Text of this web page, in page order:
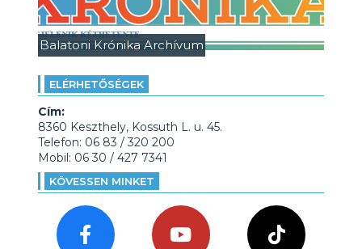
Balatoni Krónika Archívum
ELÉRHETŐSÉGEK
Cím:
8360 Keszthely, Kossuth L. u. 45.
Telefon: 06 83 / 320 200
Mobil: 06 30 / 427 7341
KÖVESSEN MINKET